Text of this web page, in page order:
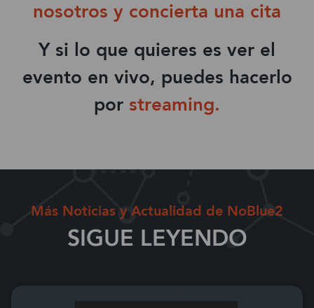
nosotros y concierta una cita
Y si lo que quieres es ver el
evento en vivo, puedes hacerlo
por streaming.
Más Noticias y Actualidad de NoBlue2
SIGUE LEYENDO